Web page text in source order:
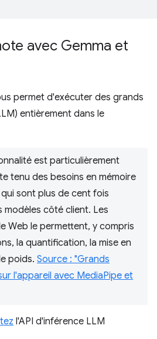
avec Gemma et
permet d'exécuter des grands
entièrement dans le
est particulièrement
tenu des besoins en mémoire
sont plus de cent fois
modèles côté client. Les
Web le permettent, y compris
la quantification, la mise en
poids. Source : "Grands
l'appareil avec MediaPipe et
l'API d'inférence LLM